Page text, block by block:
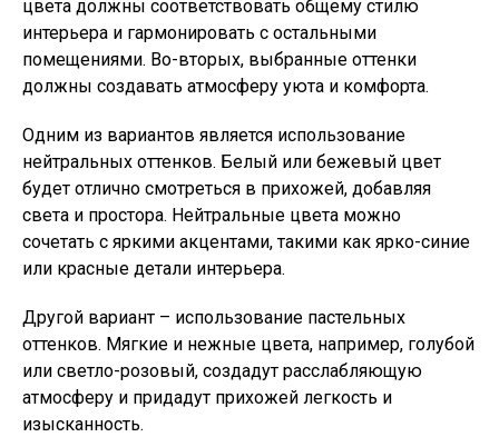
цвета должны соответствовать общему стилю
интерьера и гармонировать с остальными
помещениями. Во-вторых, выбранные оттенки
должны создавать атмосферу уюта и комфорта.
Одним из вариантов является использование
нейтральных оттенков. Белый или бежевый цвет
будет отлично смотреться в прихожей, добавляя
света и простора. Нейтральные цвета можно
сочетать с яркими акцентами, такими как ярко-синие
или красные детали интерьера.
Другой вариант – использование пастельных
оттенков. Мягкие и нежные цвета, например, голубой
или светло-розовый, создадут расслабляющую
атмосферу и придадут прихожей легкость и
изысканность.